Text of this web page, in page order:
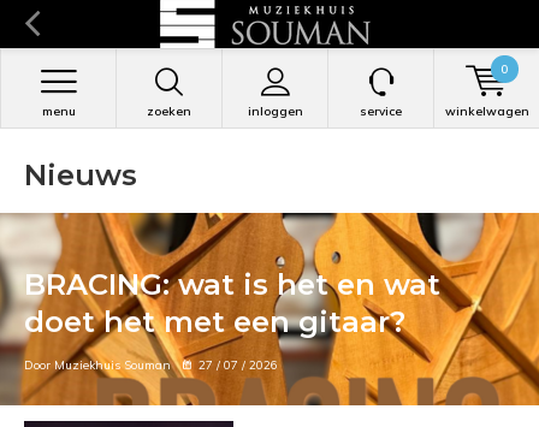
zoeken inloggen
menu service winkelwagen
0
Nieuws
BRACING: wat is het en wat
doet het met een gitaar?
Door Muziekhuis Souman 27 / 07 / 2026